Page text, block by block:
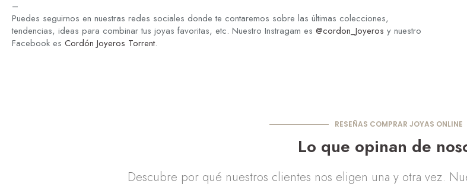
–
Puedes seguirnos en nuestras redes sociales donde te contaremos sobre las últimas colecciones,
tendencias, ideas para combinar tus joyas favoritas, etc. Nuestro Instragam es @cordon_Joyeros y nuestro
Facebook es Cordón Joyeros Torrent.
RESEÑAS COMPRAR JOYAS ONLINE
Lo que opinan de
Descubre por qué nuestros clientes nos eligen una y otra vez.